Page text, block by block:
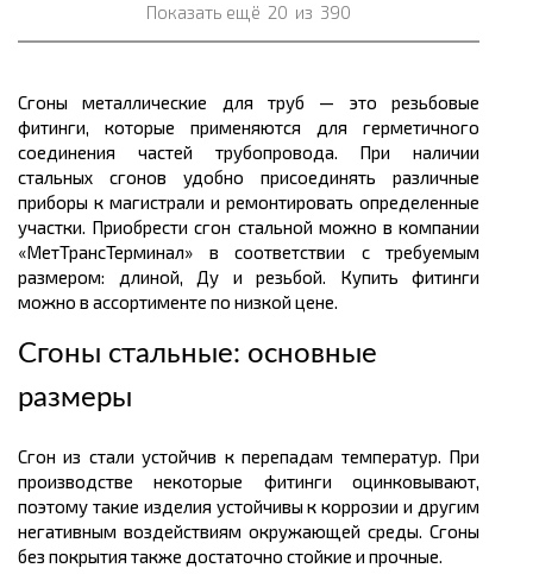
Показать ещё 20 из 390
Сгоны металлические для труб — это резьбовые
фитинги, которые применяются для герметичного
соединения частей трубопровода. При наличии
стальных сгонов удобно присоединять различные
приборы к магистрали и ремонтировать определенные
участки. Приобрести сгон стальной можно в компании
«МетТрансТерминал» в соответствии с требуемым
размером: длиной, Ду и резьбой. Купить фитинги
можно в ассортименте по низкой цене.
Сгоны стальные: основные
размеры
Сгон из стали устойчив к перепадам температур. При
производстве некоторые фитинги оцинковывают,
поэтому такие изделия устойчивы к коррозии и другим
негативным воздействиям окружающей среды. Сгоны
без покрытия также достаточно стойкие и прочные.